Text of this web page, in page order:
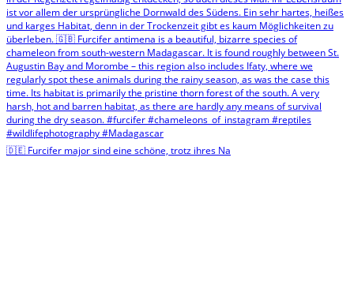
🇩🇪 Furcifer major sind eine schöne, trotz ihres Na